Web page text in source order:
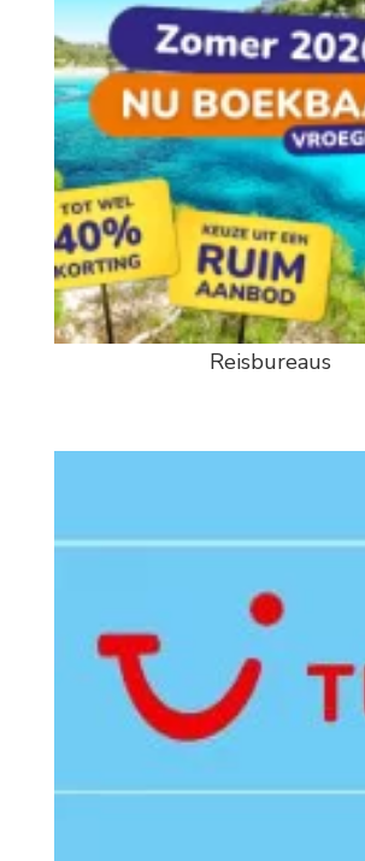
Reisbureaus